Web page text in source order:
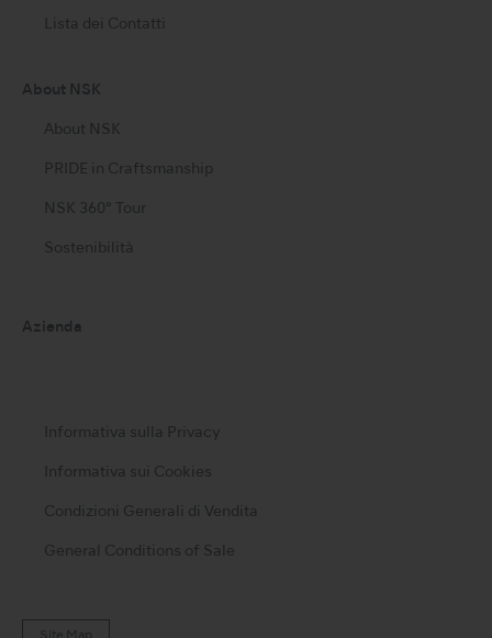
Lista dei Contatti
About NSK
About NSK
PRIDE in Craftsmanship
NSK 360° Tour
Sostenibilità
Azienda
Informativa sulla Privacy
Informativa sui Cookies
Condizioni Generali di Vendita
General Conditions of Sale